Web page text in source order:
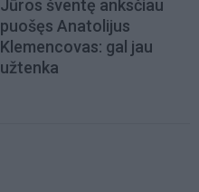
Jūros šventę anksčiau
puošęs Anatolijus
Klemencovas: gal jau
užtenka